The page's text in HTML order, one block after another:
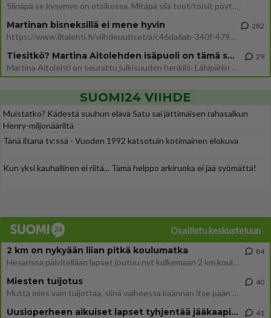
Siinäpä se kysymys on otsikossa. Mitäpä siis tuot/toisit pöytään parisuhteessa? Oletko mies vai nainen? Koetko sen mitä
Martinan bisneksillä ei mene hyvin
https://www.iltalehti.fi/viihdeuutiset/a/c46da6ab-340f-4790-aaa7-0865eed2336 Yrityksen konkurssihakemus on tullut kärä
282
Tiesitkö? Martina Aitolehden isäpuoli on tämä suosittu laulaja
Martina Aitolehti on seurattu julkisuuden henkilö. Lähipiiriin mahtuu muitakin tunnettuja henkilöitä. Tiesitkö, että Ma
29
SUOMI24 VIIHDE
Muistatko? Kädestä suuhun elävä Satu sai jättimäisen rahasalkun
Henry-miljonääriltä
Tänä iltana tv:ssä - Vuoden 1992 katsotuin kotimainen elokuva
Kun yksi kauhallinen ei riitä... Tämä helppo arkiruoka ei jää syömättä!
Osallistu keskusteluun
2 km on nykyään liian pitkä koulumatka
Hesarissa päivitellään lapset joutuu nyt kulkemaan 2 km kouluun jösses. Ruostefillarilla tuo matka menee vaikka miten äk
84
Miesten tuijotus
Mutta mies vain tuijottaa, siinä vaiheessa käännän itse pään pois. Mikä juttu? Yleensä jos joku tuijottaa tai katsoo, hä
40
Uusioperheen aikuiset lapset tyhjentää jääkaapin käydessään 41